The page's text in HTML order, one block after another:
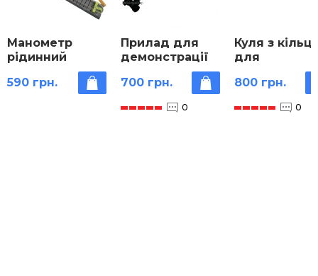
Манометр
рідинний
демонстраційний
590 грн.
Прилад для
демонстрації
тиску в рідини
700 грн.
0
Куля з
для
теплового
розширення
твердого
800 грн.
0